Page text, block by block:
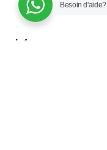
Infos
Besoin d'aide?